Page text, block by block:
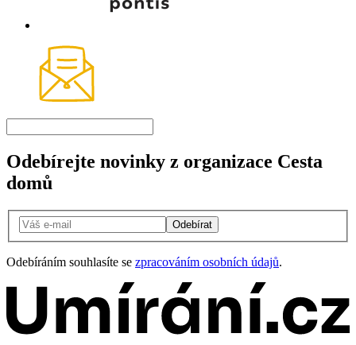
Odebírejte novinky z organizace Cesta
domů
Odebírat
Odebíráním souhlasíte se zpracováním osobních údajů.